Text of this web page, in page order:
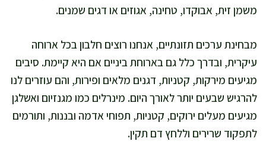
משמן זית, אבוקדו, טחינה, אגוזים או דגים שמנים.
מבחינת ערכים תזונתיים, אנחנו רוצים חלבון בכל ארוחה
עיקרית, ובדרך כלל גם בארוחת ביניים אם היא קיימת. סיבים
מגיעים מירקות, קטניות, דגנים מלאים ופירות, והם עוזרים לנו
להרגיש שבעים יותר לאורך היום. מינרלים כמו מגנזיום ואשלגן
מגיעים מעלים ירוקים, קטניות, תפוחי אדמה ובננות, ותורמים
לתפקוד שרירים וללחץ דם תקין.